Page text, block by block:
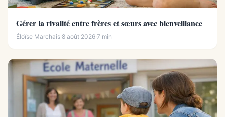
Gérer la rivalité entre frères et sœurs avec bienveillance
Éloïse Marchais·8 août 2026·7 min